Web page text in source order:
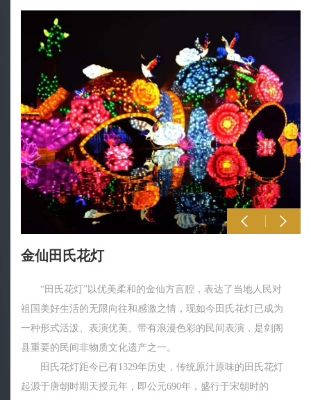
金仙田氏花灯
“田氏花灯”以优美柔和的金仙方言腔，表达了当地人民对
祖国美好生活的无限向往和感激之情，现如今田氏花灯已成为
一种形式活泼、表演优美、带有浪漫色彩的民间表演，是剑阁
县重要的民间非物质文化遗产之一。
田氏花灯距今已有1329年历史，传统原汁原味的田氏花灯
起源于唐朝时期天授元年，即公元690年，盛行于宋朝时的